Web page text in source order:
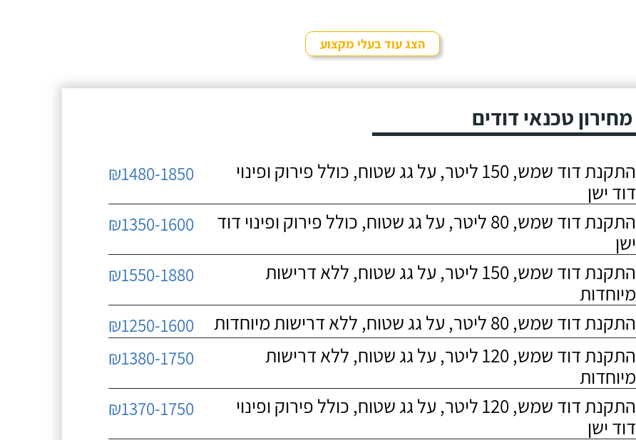
הצג עוד בעלי מקצוע
מחירון טכנאי דודים
התקנת דוד שמש, 150 ליטר, על גג שטוח, כולל פירוק ופינוי
דוד ישן
₪1480-1850
התקנת דוד שמש, 80 ליטר, על גג שטוח, כולל פירוק ופינוי דוד
ישן
₪1350-1600
התקנת דוד שמש, 150 ליטר, על גג שטוח, ללא דרישות
מיוחדות
₪1550-1880
התקנת דוד שמש, 80 ליטר, על גג שטוח, ללא דרישות מיוחדות ₪1250-1600
התקנת דוד שמש, 120 ליטר, על גג שטוח, ללא דרישות
מיוחדות
₪1380-1750
התקנת דוד שמש, 120 ליטר, על גג שטוח, כולל פירוק ופינוי
דוד ישן
₪1370-1750